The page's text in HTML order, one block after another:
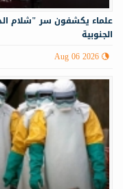
علماء يكشفون سر "شلام
الجنوبية
Aug 06 2026